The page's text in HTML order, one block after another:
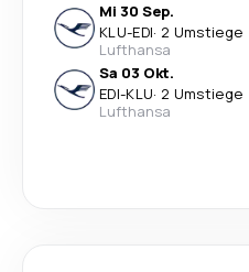
Mi 30 Sep.
KLU-EDI· 2 Umstiege
Lufthansa
Sa 03 Okt.
EDI-KLU· 2 Umstiege
Lufthansa